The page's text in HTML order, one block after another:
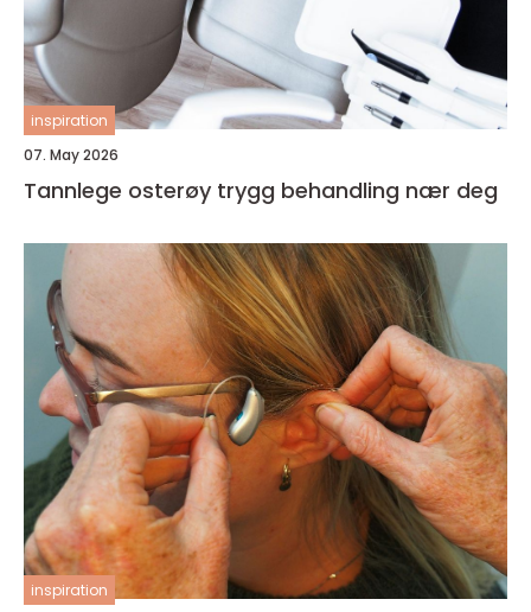
inspiration
07. May 2026
Tannlege osterøy trygg behandling nær deg
inspiration